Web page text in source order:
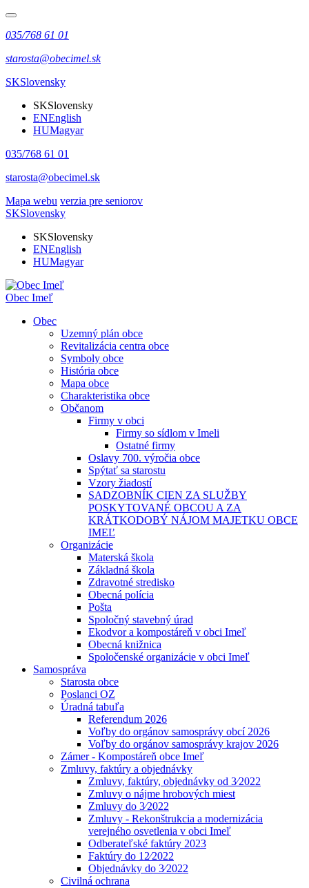
035/768 61 01
starosta@obecimel.sk
SKSlovensky
SKSlovensky
ENEnglish
HUMagyar
035/768 61 01
starosta@obecimel.sk
Mapa webu verzia pre seniorov
SKSlovensky
SKSlovensky
ENEnglish
HUMagyar
Obec Imeľ
Obec
Uzemný plán obce
Revitalizácia centra obce
Symboly obce
História obce
Mapa obce
Charakteristika obce
Občanom
Firmy v obci
Firmy so sídlom v Imeli
Ostatné firmy
Oslavy 700. výročia obce
Spýtať sa starostu
Vzory žiadostí
SADZOBNÍK CIEN ZA SLUŽBY
POSKYTOVANÉ OBCOU A ZA
KRÁTKODOBÝ NÁJOM MAJETKU OBCE
IMEĽ
Organizácie
Materská škola
Základná škola
Zdravotné stredisko
Obecná polícia
Pošta
Spoločný stavebný úrad
Ekodvor a kompostáreň v obci Imeľ
Obecná knižnica
Spoločenské organizácie v obci Imeľ
Samospráva
Starosta obce
Poslanci OZ
Úradná tabuľa
Referendum 2026
Voľby do orgánov samosprávy obcí 2026
Voľby do orgánov samosprávy krajov 2026
Zámer - Kompostáreň obce Imeľ
Zmluvy, faktúry a objednávky
Zmluvy, faktúry, objednávky od 3⁄2022
Zmluvy o nájme hrobových miest
Zmluvy do 3⁄2022
Zmluvy - Rekonštrukcia a modernizácia
verejného osvetlenia v obci Imeľ
Odberateľské faktúry 2023
Faktúry do 12⁄2022
Objednávky do 3⁄2022
Civilná ochrana